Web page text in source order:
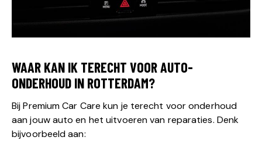
WAAR KAN IK TERECHT VOOR AUTO-
ONDERHOUD IN ROTTERDAM?
Bij Premium Car Care kun je terecht voor onderhoud
aan jouw auto en het uitvoeren van reparaties. Denk
bijvoorbeeld aan: